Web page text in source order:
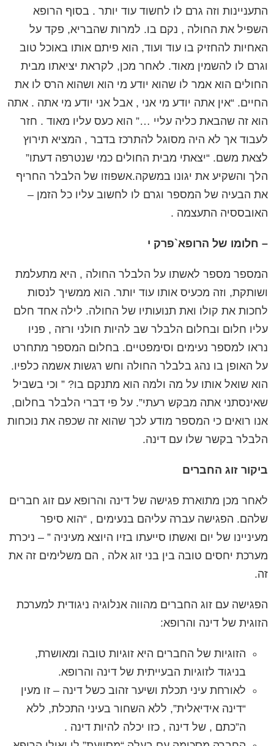
התעניינות וזה גרם לו לחשוד עוד יותר . בסוף הרופא
השפיל את החולה , נקם בו. למרות שהבריא, פקד על
האחיות להחזיק בו עוד ועוד, הוא פיתם אותו באוכל טוב
וגרם לו להשמין מאוד. לאחר מכן, לקראת יציאתו מבית
החולים הוא אמר לו שהוא יודע מי הוא ושהוא הרס לו את
החיים. “אין אתה יודע מי אני , אבל אני יודע מי אתה . אתה
הוא זה שהבאת כליה עליי …” הוא כעס עליו מאוד . חזר
לעבוד אך לא היה מסוגל להתרכז בדבר , המציא תירוץ
לצאת משם. “יצאתי מבית החולים כמי שנטרפה דעתו”
הלך והשקיע את יגונו במשקה.אשפוזו של הלבלר החריף
את הבעיה של המספר וגרם לו לחשוב עליו כל הזמן –
האובססיה התעצמה .
– חלומו של הרופא`פרק י
המספר מספר לאשתו על הלבלר החולה , היא מתעלמת
ושותקת, וזה מכעיס אותו עוד יותר. הוא ממשיך לנסות
לחכות את קולו ואת תנועותיו של החולה. לילה אחד חלם
עליו חלום ובחלום הלבלר שב להיות חולני ורזה , פניו
נראו למספר נעימים וסימפטיים. בחלום המספר מתחרט
על האופן בו נהג בלבלר החולה וחש רגשות אשמה כלפיו.
הוא שואל אותו על מה ולמה הוא מתנקם בו? ” וכי בשביל
שאינסתני אתה מבקש רעתי”. על פי דברי הלבלר בחלום,
אנו רואים כי המספר מודע לכך שהוא זה שכפה את נוכחות
הלבלר בקשר שלו עם דינה.
ביקור זוג החברים
לאחר מכן מתוארת פגישה של דינה והרופא עם זוג חברים
שלהם. הפגישה עברה עליהם בנעימים , “הוא סיפר
מעיניינו של יום ואשתו סייעתו בזיו היוצא מעיניה ” – ניכרת
מערכת יחסים טובה בין בני זוג אלה , הם משלימים זה את
זה.
הפגישה עם זוג החברים מהווה אנלוגיה ניגודית למערכת
הזוגית של דינה והרופא:
הזוגיות של החברים היא זוגיות טובה ומאושרת,
בניגוד לזוגיות הבעייתית של דינה והרופא.
לאורחת עיני תכלת ושיער זהוב כשל דינה – זו מעין
“דינה אידיאלית”, ללא השחור בעיני התכלת, ללא
ה”כתם , של דינה , כזו יכלה להיות דינה .